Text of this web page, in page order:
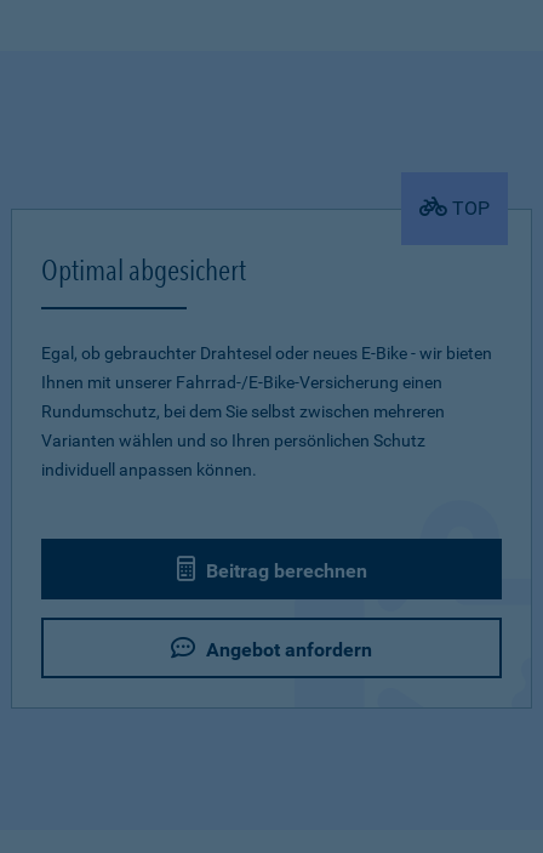
TOP
Optimal abgesichert
Egal, ob gebrauchter Drahtesel oder neues E-Bike - wir bieten
Ihnen mit unserer Fahrrad-/E-Bike-Versicherung einen
Rundumschutz, bei dem Sie selbst zwischen mehreren
Varianten wählen und so Ihren persönlichen Schutz
individuell anpassen können.
Beitrag berechnen
Angebot anfordern